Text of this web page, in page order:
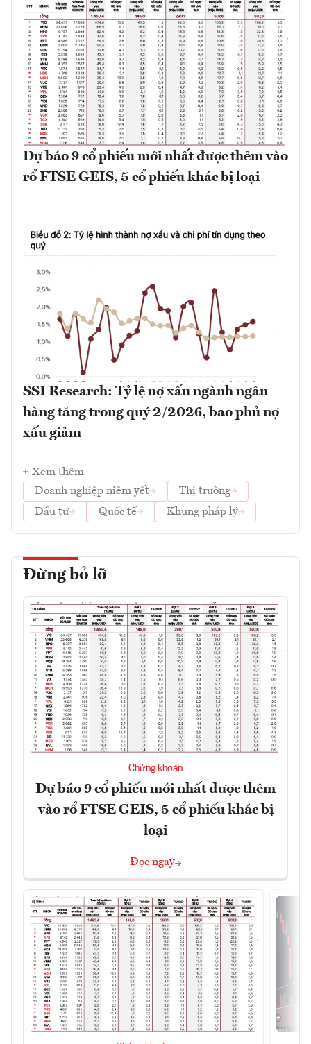
Dự báo 9 cổ phiếu mới nhất được thêm vào
rổ FTSE GEIS, 5 cổ phiếu khác bị loại
SSI Research: Tỷ lệ nợ xấu ngành ngân
hàng tăng trong quý 2/2026, bao phủ nợ
xấu giảm
Xem thêm
Doanh nghiệp niêm yết
Thị trường
Đầu tư
Quốc tế Khung pháp lý
Đừng bỏ lỡ
Chứng khoán
Dự báo 9 cổ phiếu mới nhất được thêm
vào rổ FTSE GEIS, 5 cổ phiếu khác bị
loại
Đọc ngay